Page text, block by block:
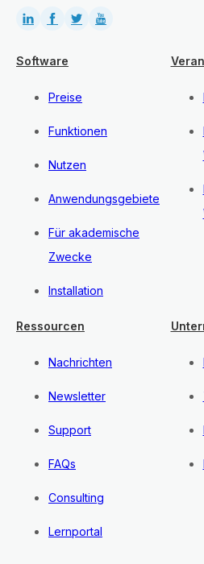
Software
Preise
Funktionen
Nutzen
Anwendungsgebiete
Für akademische
Zwecke
Installation
Ressourcen
Nachrichten
Newsletter
Support
FAQs
Consulting
Lernportal